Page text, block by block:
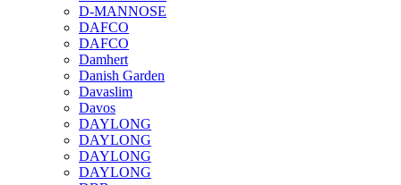
D-MANNOSE
DAFCO
DAFCO
Damhert
Danish Garden
Davaslim
Davos
DAYLONG
DAYLONG
DAYLONG
DAYLONG